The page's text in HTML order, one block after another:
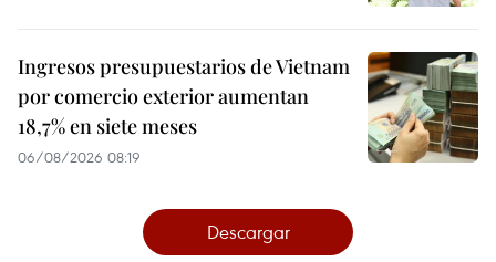
Ingresos presupuestarios de Vietnam
por comercio exterior aumentan
18,7% en siete meses
06/08/2026 08:19
Descargar